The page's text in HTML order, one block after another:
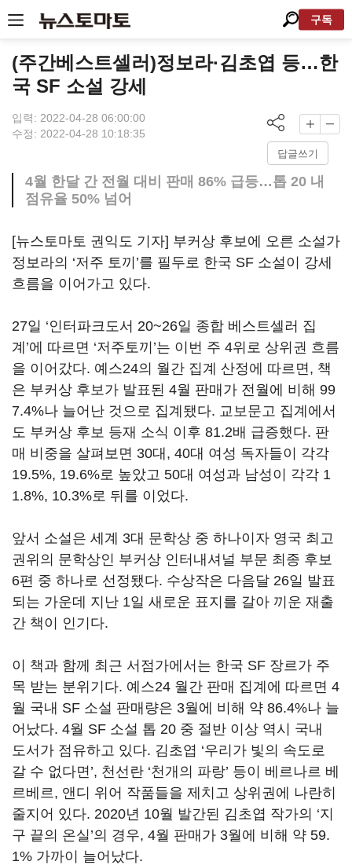
구독
(주간베스트셀러)정보라·김초엽 등…한
국 SF 소설 강세
입력: 2022-04-28 06:00:00
수정: 2022-04-28 10:18:35
답글쓰기
4월 한달 간 전월 대비 판매 86% 급등…톱 20 내
점유율 50% 넘어
[뉴스토마토 권익도 기자] 부커상 후보에 오른 소설가
정보라의 ‘저주 토끼’를 필두로 한국 SF 소설이 강세
흐름을 이어가고 있다.
27일 ‘인터파크도서 20~26일 종합 베스트셀러 집
계’에 따르면 ‘저주토끼’는 이번 주 4위로 상위권 흐름
을 이어갔다. 예스24의 월간 집계 산정에 따르면, 책
은 부커상 후보가 발표된 4월 판매가 전월에 비해 99
7.4%나 늘어난 것으로 집계됐다. 교보문고 집계에서
도 부커상 후보 등재 소식 이후 81.2배 급증했다. 판
매 비중을 살펴보면 30대, 40대 여성 독자들이 각각
19.5%, 19.6%로 높았고 50대 여성과 남성이 각각 1
1.8%, 10.3%로 뒤를 이었다.
앞서 소설은 세계 3대 문학상 중 하나이자 영국 최고
권위의 문학상인 부커상 인터내셔널 부문 최종 후보
6편 중 하나로 선정됐다. 수상작은 다음달 26일 발표
되는 가운데 지난 1일 새로운 표지를 갈아 끼운 재출
간 책이 인기다.
이 책과 함께 최근 서점가에서는 한국 SF 장르가 주
목 받는 분위기다. 예스24 월간 판매 집계에 따르면 4
월 국내 SF 소설 판매량은 3월에 비해 약 86.4%나 늘
어났다. 4월 SF 소설 톱 20 중 절반 이상 역시 국내
도서가 점유하고 있다. 김초엽 ‘우리가 빛의 속도로
갈 수 없다면’, 천선란 ‘천개의 파랑’ 등이 베르나르 베
르베르, 앤디 위어 작품들을 제치고 상위권에 나란히
줄지어 있다. 2020년 10월 발간된 김초엽 작가의 ‘지
구 끝의 온실’의 경우, 4월 판매가 3월에 비해 약 59.
1% 가까이 늘어났다.